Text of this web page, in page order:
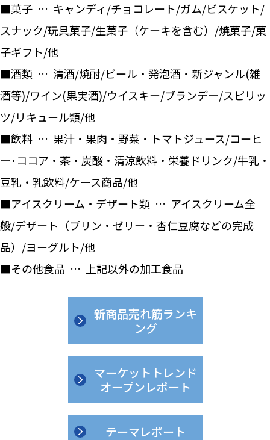
■菓子 … キャンディ/チョコレート/ガム/ビスケット/
スナック/玩具菓子/生菓子（ケーキを含む）/焼菓子/菓
子ギフト/他
■酒類 … 清酒/焼酎/ビール・発泡酒・新ジャンル(雑
酒等)/ワイン(果実酒)/ウイスキー/ブランデー/スピリッ
ツ/リキュール類/他
■飲料 … 果汁・果肉・野菜・トマトジュース/コーヒ
ー･ココア・茶・炭酸・清涼飲料・栄養ドリンク/牛乳・
豆乳・乳飲料/ケース商品/他
■アイスクリーム・デザート類 … アイスクリーム全
般/デザート（プリン・ゼリー・杏仁豆腐などの完成
品）/ヨーグルト/他
■その他食品 … 上記以外の加工食品
新商品売れ筋ランキ
ング
マーケットトレンド
オープンレポート
テーマレポート